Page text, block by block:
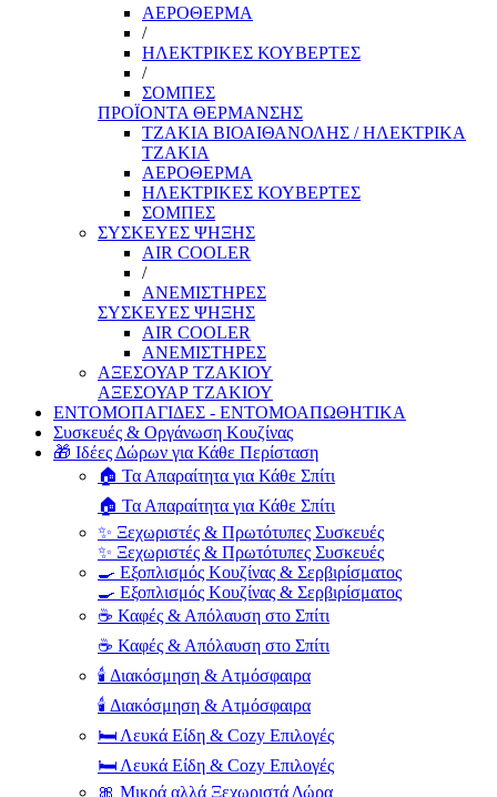
ΑΕΡΟΘΕΡΜΑ
/
ΗΛΕΚΤΡΙΚΕΣ ΚΟΥΒΕΡΤΕΣ
/
ΣΟΜΠΕΣ
ΠΡΟΪΟΝΤΑ ΘΕΡΜΑΝΣΗΣ
ΤΖΑΚΙΑ ΒΙΟΑΙΘΑΝΟΛΗΣ / ΗΛΕΚΤΡΙΚΑ
ΤΖΑΚΙΑ
ΑΕΡΟΘΕΡΜΑ
ΗΛΕΚΤΡΙΚΕΣ ΚΟΥΒΕΡΤΕΣ
ΣΟΜΠΕΣ
ΣΥΣΚΕΥΕΣ ΨΗΞΗΣ
AIR COOLER
/
ΑΝΕΜΙΣΤΗΡΕΣ
ΣΥΣΚΕΥΕΣ ΨΗΞΗΣ
AIR COOLER
ΑΝΕΜΙΣΤΗΡΕΣ
ΑΞΕΣΟΥΑΡ ΤΖΑΚΙΟΥ
ΑΞΕΣΟΥΑΡ ΤΖΑΚΙΟΥ
ΕΝΤΟΜΟΠΑΓΙΔΕΣ - ΕΝΤΟΜΟΑΠΩΘΗΤΙΚΑ
Συσκευές & Οργάνωση Κουζίνας
🎁 Ιδέες Δώρων για Κάθε Περίσταση
🏠 Τα Απαραίτητα για Κάθε Σπίτι
🏠 Τα Απαραίτητα για Κάθε Σπίτι
✨ Ξεχωριστές & Πρωτότυπες Συσκευές
✨ Ξεχωριστές & Πρωτότυπες Συσκευές
🍳 Εξοπλισμός Κουζίνας & Σερβιρίσματος
🍳 Εξοπλισμός Κουζίνας & Σερβιρίσματος
☕ Καφές & Απόλαυση στο Σπίτι
☕ Καφές & Απόλαυση στο Σπίτι
🕯️ Διακόσμηση & Ατμόσφαιρα
🕯️ Διακόσμηση & Ατμόσφαιρα
🛏️ Λευκά Είδη & Cozy Επιλογές
🛏️ Λευκά Είδη & Cozy Επιλογές
🎀 Μικρά αλλά Ξεχωριστά Δώρα